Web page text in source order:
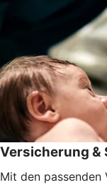
Versicherung &
Mit den passenden